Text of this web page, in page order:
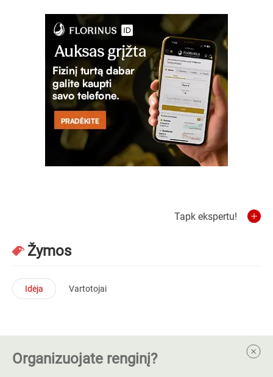
Tapk ekspertu!
Žymos
Idėja Vartotojai
Organizuojate renginį?